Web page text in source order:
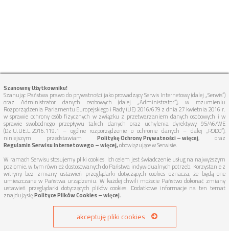
Szanowny Użytkowniku!
Szanując Państwa prawo do prywatności jako prowadzący Serwis Internetowy (dalej „Serwis”)
oraz Administrator danych osobowych (dalej „Administrator”), w rozumieniu
Rozporządzenia Parlamentu Europejskiego i Rady (UE) 2016/679 z dnia 27 kwietnia 2016 r.
w sprawie ochrony osób fizycznych w związku z przetwarzaniem danych osobowych i w
sprawie swobodnego przepływu takich danych oraz uchylenia dyrektywy 95/46/WE
(Dz.U.UE.L.2016.119.1 – ogólne rozporządzenie o ochronie danych – dalej „RODO”),
niniejszym przedstawiam Politykę Ochrony Prywatności – więcej, oraz
Regulamin Serwisu Internetowego – więcej,obowiązujące w Serwisie.
W ramach Serwisu stosujemy pliki cookies. Ich celem jest świadczenie usług na najwyższym
poziomie, w tym również dostosowanych do Państwa indywidualnych potrzeb. Korzystanie z
witryny bez zmiany ustawień przeglądarki dotyczących cookies oznacza, że będą one
umieszczane w Państwa urządzeniu. W każdej chwili możecie Państwo dokonać zmiany
ustawień przeglądarki dotyczących plików cookies. Dodatkowe informacje na ten temat
znajdują sięPolityce Plików Cookies – więcej.
akceptuję pliki cookies